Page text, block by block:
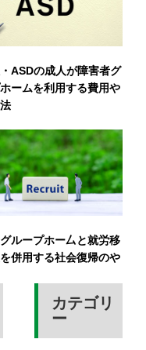
ASDの成人が障害者グ
ームを利用する費用や
ループホー厶と就労移
併用する社会復帰のや
カテゴリ
ー